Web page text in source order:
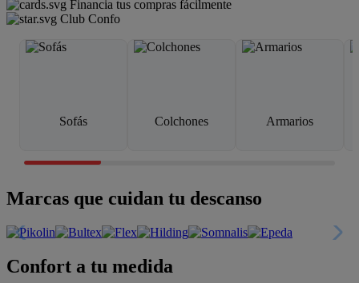
Financia tus compras fácilmente
Club Confo
Sofás Colchones Armarios
Marcas que cuidan tu descanso
Confort a tu medida